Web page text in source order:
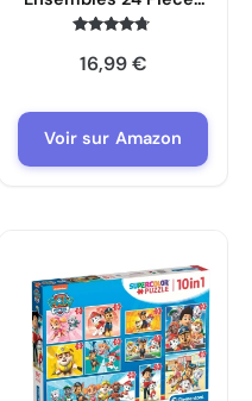
Animaux
EnfantCado GE0126
4.6
sur 5
16,99€
Voir sur Amazon